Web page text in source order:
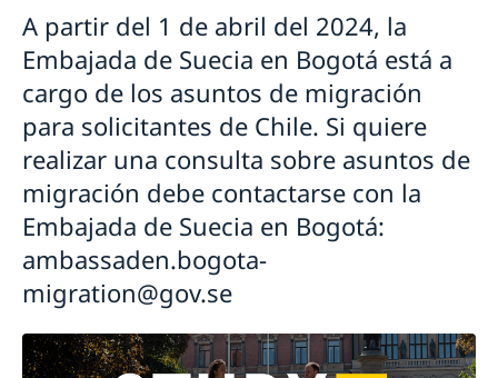
Letonia y Lituania
Información turística
Viajar con menores de edad
Viajar con mascotas
Licencia de conducir en Suecia
Llevar productos a Suecia
Estudiar en Suecia
Validar título o estudios
Working Holiday
Mantener Permiso Permanente
Información sobre tarifas
Atención de servicios de migración en la
Embajada en Santiago de Chile
Entrega de decisiones de permiso de residencia
Control de pasaporte
Procesamiento de datos personales
Información de Suecia & sueco
Sobre Suecia
Aprender sueco
Sistema de Entradas y Salidas (EES)
A partir del 1 de abril del 2024, la
Embajada de Suecia en Bogotá está a
cargo de los asuntos de migración
para solicitantes de Chile. Si quiere
realizar una consulta sobre asuntos de
migración debe contactarse con la
Embajada de Suecia en Bogotá:
ambassaden.bogota-
migration@gov.se